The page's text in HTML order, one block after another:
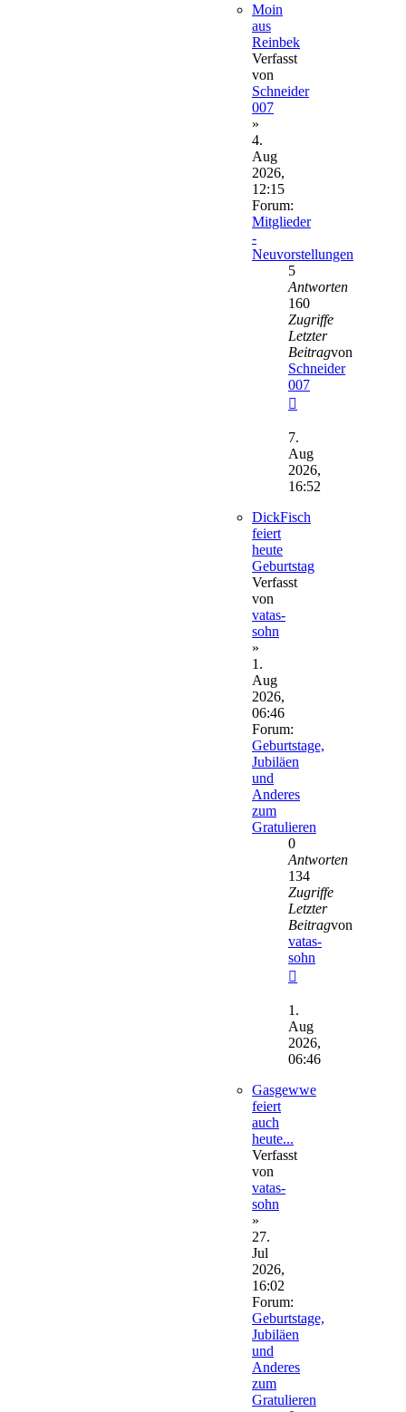
Moin
aus
Reinbek
Verfasst
von
Schneider
007
»
4.
Aug
2026,
12:15
Forum:
Mitglieder
-
Neuvorstellungen
5
Antworten
160
Zugriffe
Letzter
Beitragvon
Schneider
007
Beitrag
7.
Aug
2026,
16:52
DickFisch
feiert
heute
Geburtstag
Verfasst
von
vatas-
sohn
»
1.
Aug
2026,
06:46
Forum:
Geburtstage,
Jubiläen
und
Anderes
zum
Gratulieren
0
Antworten
134
Zugriffe
Letzter
Beitragvon
vatas-
sohn
Beitrag
1.
Aug
2026,
06:46
Gasgewwe
feiert
auch
heute...
Verfasst
von
vatas-
sohn
»
27.
Jul
2026,
16:02
Forum:
Geburtstage,
Jubiläen
und
Anderes
zum
Gratulieren